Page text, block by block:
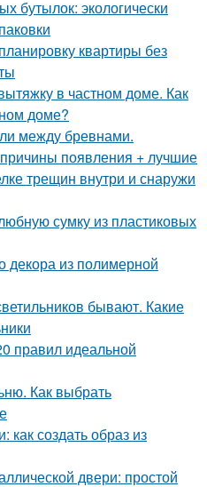
бутылок: экологически
квартиры без
в частном доме. Как
доме?
между бревнами.
появления + лучшие
трещин внутри и снаружи
сумку из пластиковых
декора из полимерной
бывают. Какие
правил идеальной
Как выбрать
создать образ из
двери: простой